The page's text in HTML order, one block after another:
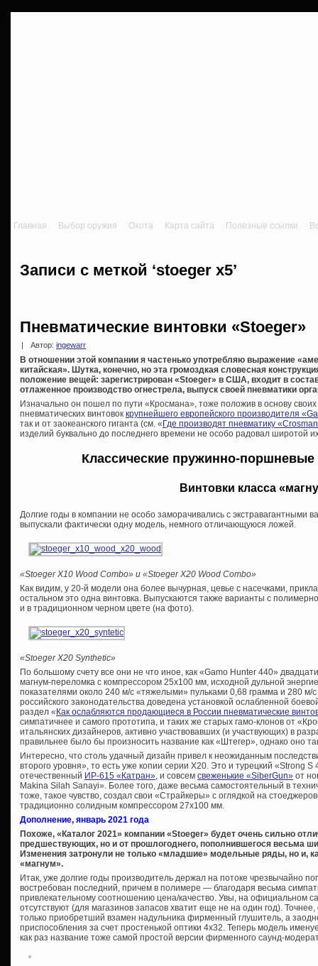
Главная Выбор оружия Охота Карта сайта Полезные ссылки
Записи с меткой ‘stoeger x5’
Пневматические винтовки «Stoeger»
Автор: ingewarr
В отношении этой компании я частенько употребляю выражение
китайская». Шутка, конечно, но эта громоздкая словесная
положение вещей: зарегистрирован «Stoeger» в США, входит в
отлаженное производство огнестрела, выпуск своей пневматики
Изначально он пошел по пути «Кросмана», тоже положив в основу
пневматических винтовок крупнейшего европейского производителя
так и от заокеанского гиганта (см. « Где производят пневматику
изделий буквально до последнего времени не особо радовал широтой
Классические пружинно-
Винтовки класса
Долгие годы в компании не особо заморачивались с экстравагантными
выпускали фактически одну модель, немного отличающуюся ложей.
«Stoeger X10 Wood Combo» и «Stoeger X20 Wood Combo»
Как видим, у 20-й модели она более вычурная, цевье с насечками,
остальном это одна винтовка. Выпускаются также варианты с
и в традиционном черном цвете (на фото).
«StoegerX20 Synthetic»
По большому счету все они не что иное, как «Gamo Hunter 440»
магнум-переломка с компрессором 25х100 мм, исходной дульной
показателями около 240 м/с «тяжелыми» пульками 0,68 грамма и 280
российского законодательства доведена установкой ослабленной
раздел «Как ослабляются продающиеся в России пневматические
симпатичнее и самого прототипа, и таких же старых гамо-клонов от
итальянских дизайнеров, активно участвовавших (и участвующих) в
правильнее было бы произносить название как «Штегер», однако оно
Интересно, что столь удачный дизайн привел к неожиданным
второго уровня», то есть уже копии серии Х20. Это и турецкий «Strong
отечественный ИР-615 «Катран», и совсем свеженькие «SiberGun» от
Makina Silah Sanayi». Более того, даже весьма самостоятельный в
тоже, такое чувство, создал свои «Страйкеры» с оглядкой на
традиционно солидным компрессором 27х100 мм.
Дополнение, январь 2021 года
Похоже, «Каталог 2021» компании «Stoeger» будет очень сильно
предшествующих, но и от прошлогоднего, пополнившегося весьма
Изменения затронули не только «младшие» модельные ряды, но и,
«магнум».
Итак, уже долгие годы производитель держал на потоке чрезвычайно
востребован последний, причем в полимере — благодаря весьма
привлекательному соотношению цена/качество. Увы, на официальном
отсутствуют (для магазинов запасов хватит еще не на один год).
только приобретший взамен надульника фирменный глушитель, а
приспособления за счет простенькой оптики 4х32. Теперь модель
как раз название тоже самой простой версии фирменного саунд-